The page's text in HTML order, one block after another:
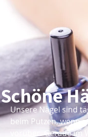
Schöne
Unsere Nägel sind
beim Putzen, wenn
vorüber. Gerade